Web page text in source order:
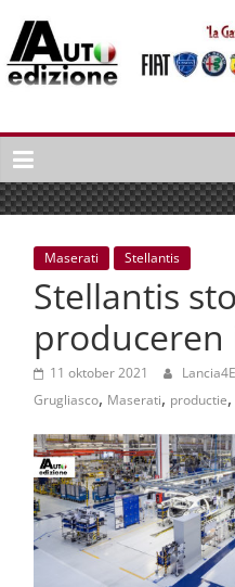
naar
inhoud
Auto
Edizione
La
Gazetta
dell'Automobile
Italiana
autonieuws
lifestyle
Maserati Stellantis
Stellantis
produceren
11 oktober 2021
Grugliasco, Maserati, productie,